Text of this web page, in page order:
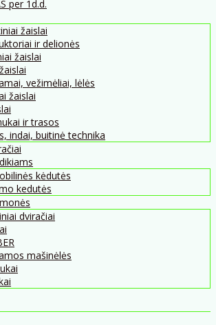
per 1d.d.
žaislai
ir delionės
žaislai
vežimėliai, lėlės
žaislai
ir trasos
indai, buitinė technika
kėdutės
kedutės
dviračiai
mašinėlės